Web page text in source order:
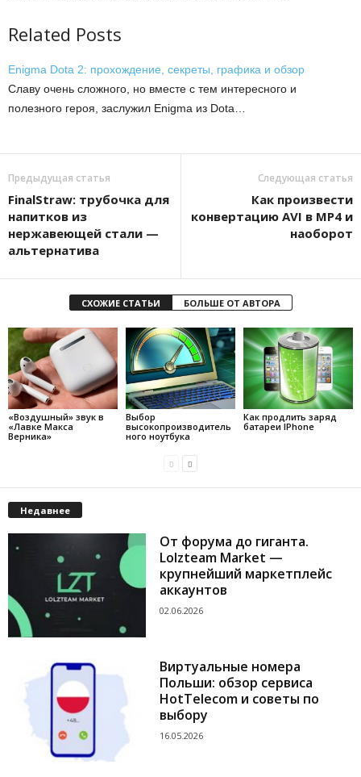
Related Posts
Enigma Dota 2: прохождение, секреты, графика и обзор
Славу очень сложного, но вместе с тем интересного и
полезного героя, заслужил Enigma из Dota…
Предыдущая статья
FinalStraw: трубочка для
напитков из
нержавеющей стали —
альтернатива
Следующая статья
Как произвести
конвертацию AVI в MP4 и
наоборот
СХОЖИЕ СТАТЬИ БОЛЬШЕ ОТ АВТОРА
«Воздушный» звук в
«Лавке Макса
Верника»
Выбор
высокопроизводитель
ного ноутбука
Как продлить заряд
батареи IPhone
Недавнее
От форума до гиганта.
Lolzteam Market —
крупнейший маркетплейс
аккаунтов
02.06.2026
Виртуальные номера
Польши: обзор сервиса
HotTelecom и советы по
выбору
16.05.2026